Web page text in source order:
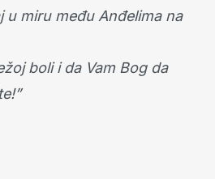
u miru među Anđelima na
boli i da Vam Bog da